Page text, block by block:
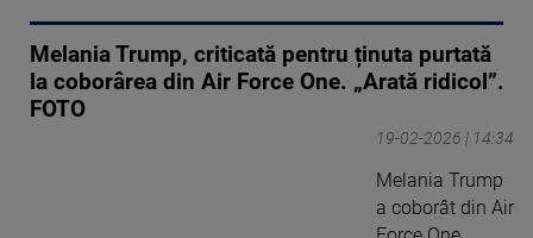
Melania Trump, criticată pentru ținuta purtată
la coborârea din Air Force One. „Arată ridicol”.
FOTO
19-02-2026 | 14:34
Melania Trump
a coborât din Air